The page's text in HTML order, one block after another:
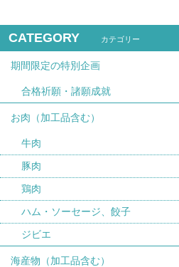
CATEGORY カテゴリー
期間限定の特別企画
合格祈願・諸願成就
お肉（加工品含む）
牛肉
豚肉
鶏肉
ハム・ソーセージ、餃子
ジビエ
海産物（加工品含む）